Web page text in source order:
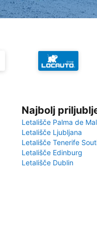
Najbolj
Letališče Palma de
Letališče Ljubljana
Letališče Tenerife
Letališče Edinburg
Letališče Dublin